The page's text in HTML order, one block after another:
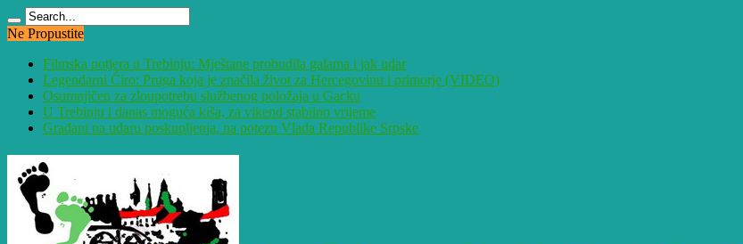
Ne Propustite
Filmska potjera u Trebinju: Mještane probudila galama i jak udar
Legendarni Ćiro: Pruga koja je značila život za Hercegovinu i primorje (VIDEO)
Osumnjičen za zloupotrebu službenog položaja u Gacku
U Trebinju i danas moguća kiša, za vikend stabilno vrijeme
Građani na udaru poskupljenja, na potezu Vlada Republike Srpske